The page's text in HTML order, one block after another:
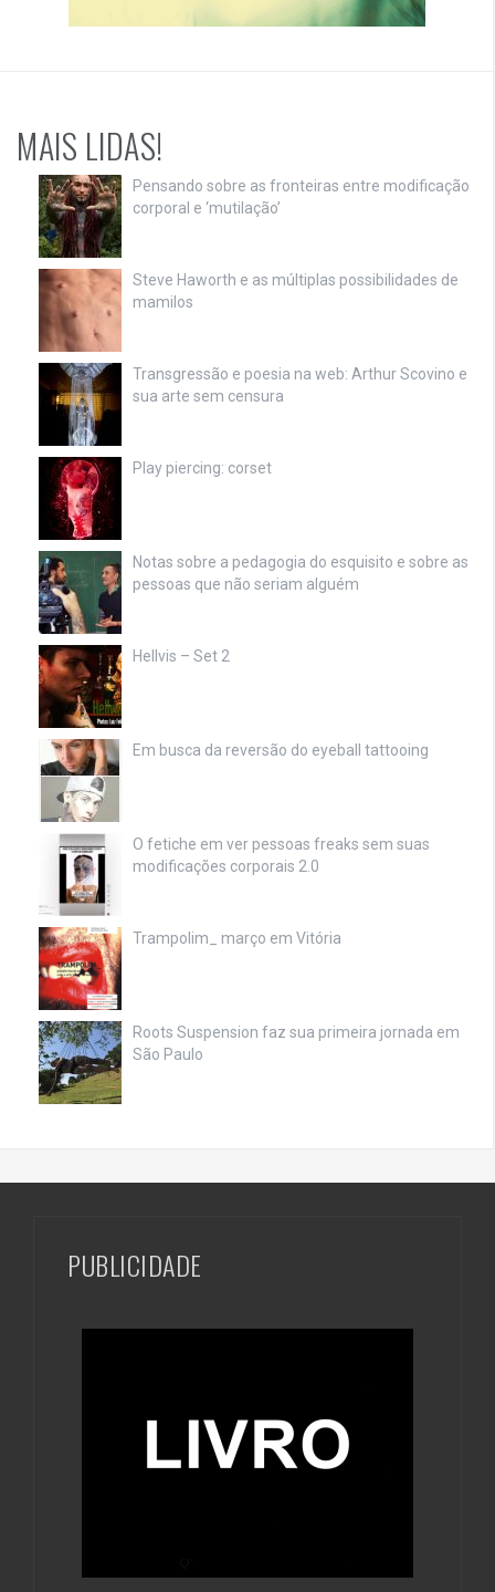
MAIS LIDAS!
Pensando sobre as fronteiras entre modificação
corporal e ‘mutilação’
Steve Haworth e as múltiplas possibilidades de
mamilos
Transgressão e poesia na web: Arthur Scovino e
sua arte sem censura
Play piercing: corset
Notas sobre a pedagogia do esquisito e sobre as
pessoas que não seriam alguém
Hellvis – Set 2
Em busca da reversão do eyeball tattooing
O fetiche em ver pessoas freaks sem suas
modificações corporais 2.0
Trampolim_ março em Vitória
Roots Suspension faz sua primeira jornada em
São Paulo
PUBLICIDADE